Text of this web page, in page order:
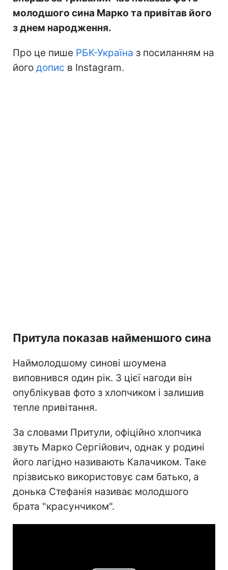
молодшого сина Марко та привітав його
з днем народження.
Про це пише РБК-Україна з посиланням на
його допис в Instagram.
Притула показав найменшого сина
Наймолодшому синові шоумена
виповнився один рік. З цієї нагоди він
опублікував фото з хлопчиком і залишив
тепле привітання.
За словами Притули, офіційно хлопчика
звуть Марко Сергійович, однак у родині
його лагідно називають Калачиком. Таке
прізвисько використовує сам батько, а
донька Стефанія називає молодшого
брата "красунчиком".